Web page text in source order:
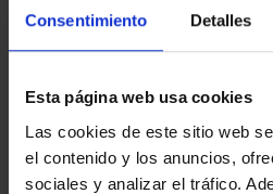
Consentimiento Detalles
Esta página web usa cookies
Las cookies de este sitio web
el contenido y los anuncios,
sociales y analizar el tráfico.
Publicado en Digital Content |
Visualización 3D
DIGITAL
POSTED ONJUNIO 13,